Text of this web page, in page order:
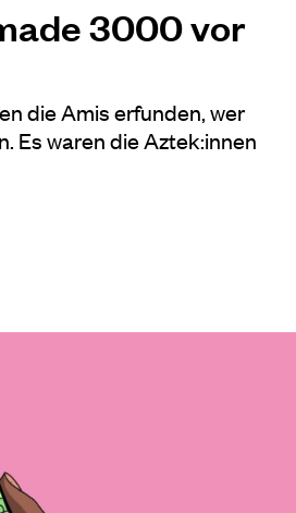
3000 vor
die Amis erfunden, wer
Es waren die Aztek:innen